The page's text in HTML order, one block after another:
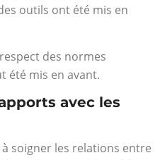
outils ont été mis en
des normes
été mis en avant.
avec les
soigner les relations entre